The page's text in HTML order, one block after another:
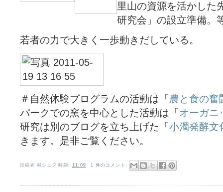
里山の資源を活かした
研究会」の設立準備。
若者の力で大きく一歩動きだしている。
＃自然体験プログラムの活動は「 農と食の奮
パークでの窯を中心とした活動は「 オーガニ
研究は別のブログを立ち上げた「 小濁発酵文
きます。是非ご覧ください。
投稿者 村シェフ 時刻:11:09 1 件のコメント: